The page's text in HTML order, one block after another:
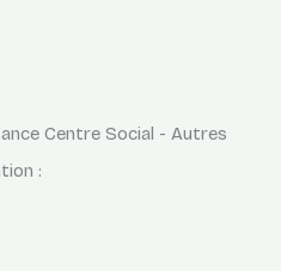
Centre Social - Autres
: